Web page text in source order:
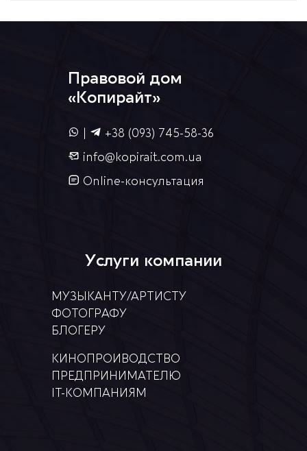
Правовой дом
«Копирайт»
+38 (093) 745-58-36
info@kopirait.com.ua
Online-консультация
Услуги компании
МУЗЫКАНТУ/АРТИСТУ
ФОТОГРАФУ
БЛОГЕРУ
КИНОПРОИВОДСТВО
ПРЕДПРИНИМАТЕЛЮ
ІТ-КОМПАНИЯМ